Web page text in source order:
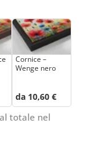
Cornice –
Wenge nero
da 10,60 €
totale nel